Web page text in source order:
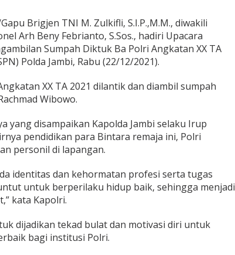
Brigjen TNI M. Zulkifli, S.I.P.,M.M., diwakili
Arh Beny Febrianto, S.Sos., hadiri Upacara
Sumpah Diktuk Ba Polri Angkatan XX TA
Polda Jambi, Rabu (22/12/2021).
XX TA 2021 dilantik dan diambil sumpah
Wibowo.
yang disampaikan Kapolda Jambi selaku Irup
pendidikan para Bintara remaja ini, Polri
personil di lapangan.
identitas dan kehormatan profesi serta tugas
untuk berperilaku hidup baik, sehingga menjadi
kata Kapolri.
dijadikan tekad bulat dan motivasi diri untuk
bagi institusi Polri.